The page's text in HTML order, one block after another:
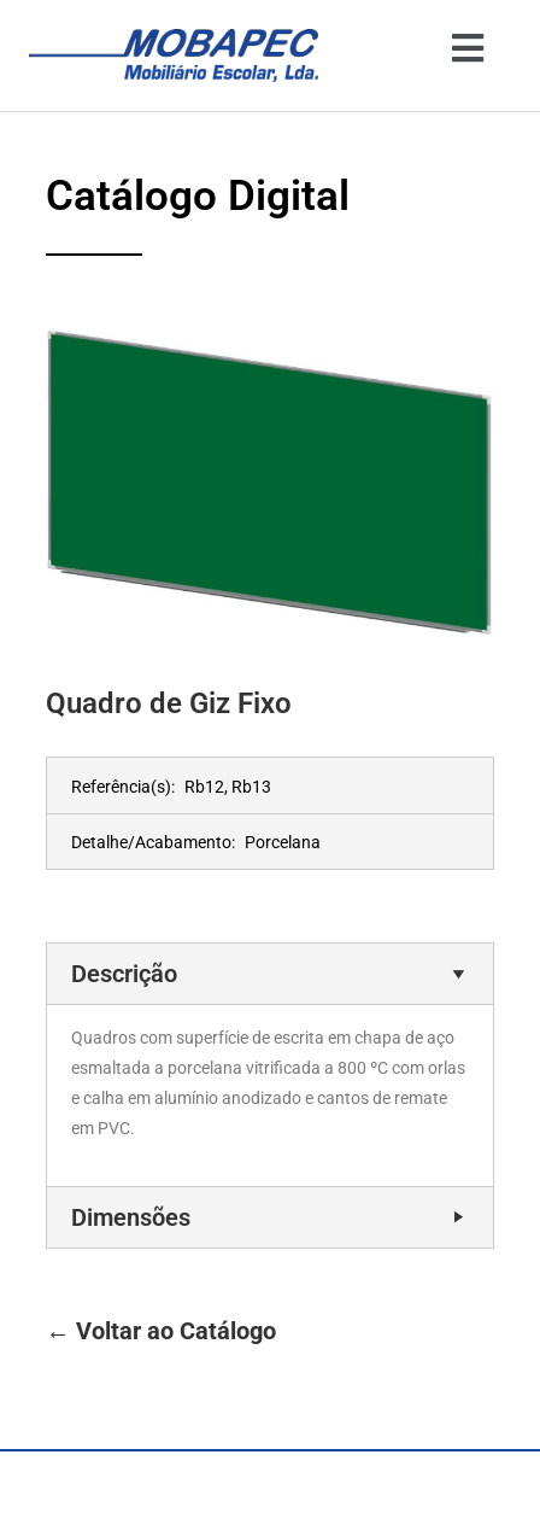
Catálogo Digital
Quadro de Giz Fixo
Referência(s): Rb12, Rb13
Detalhe/Acabamento: Porcelana
Descrição
Quadros com superfície de escrita em chapa de aço
esmaltada a porcelana vitrificada a 800 ºC com orlas
e calha em alumínio anodizado e cantos de remate
em PVC.
Dimensões
← Voltar ao Catálogo